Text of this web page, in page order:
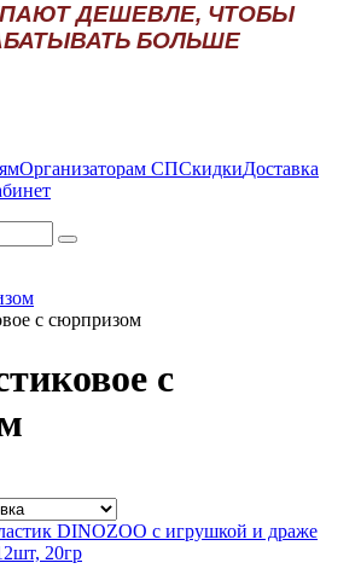
ДЕШЕВЛЕ, ЧТОБЫ
БОЛЬШЕ
Организаторам СПСкидкиДоставка
с сюрпризом
с